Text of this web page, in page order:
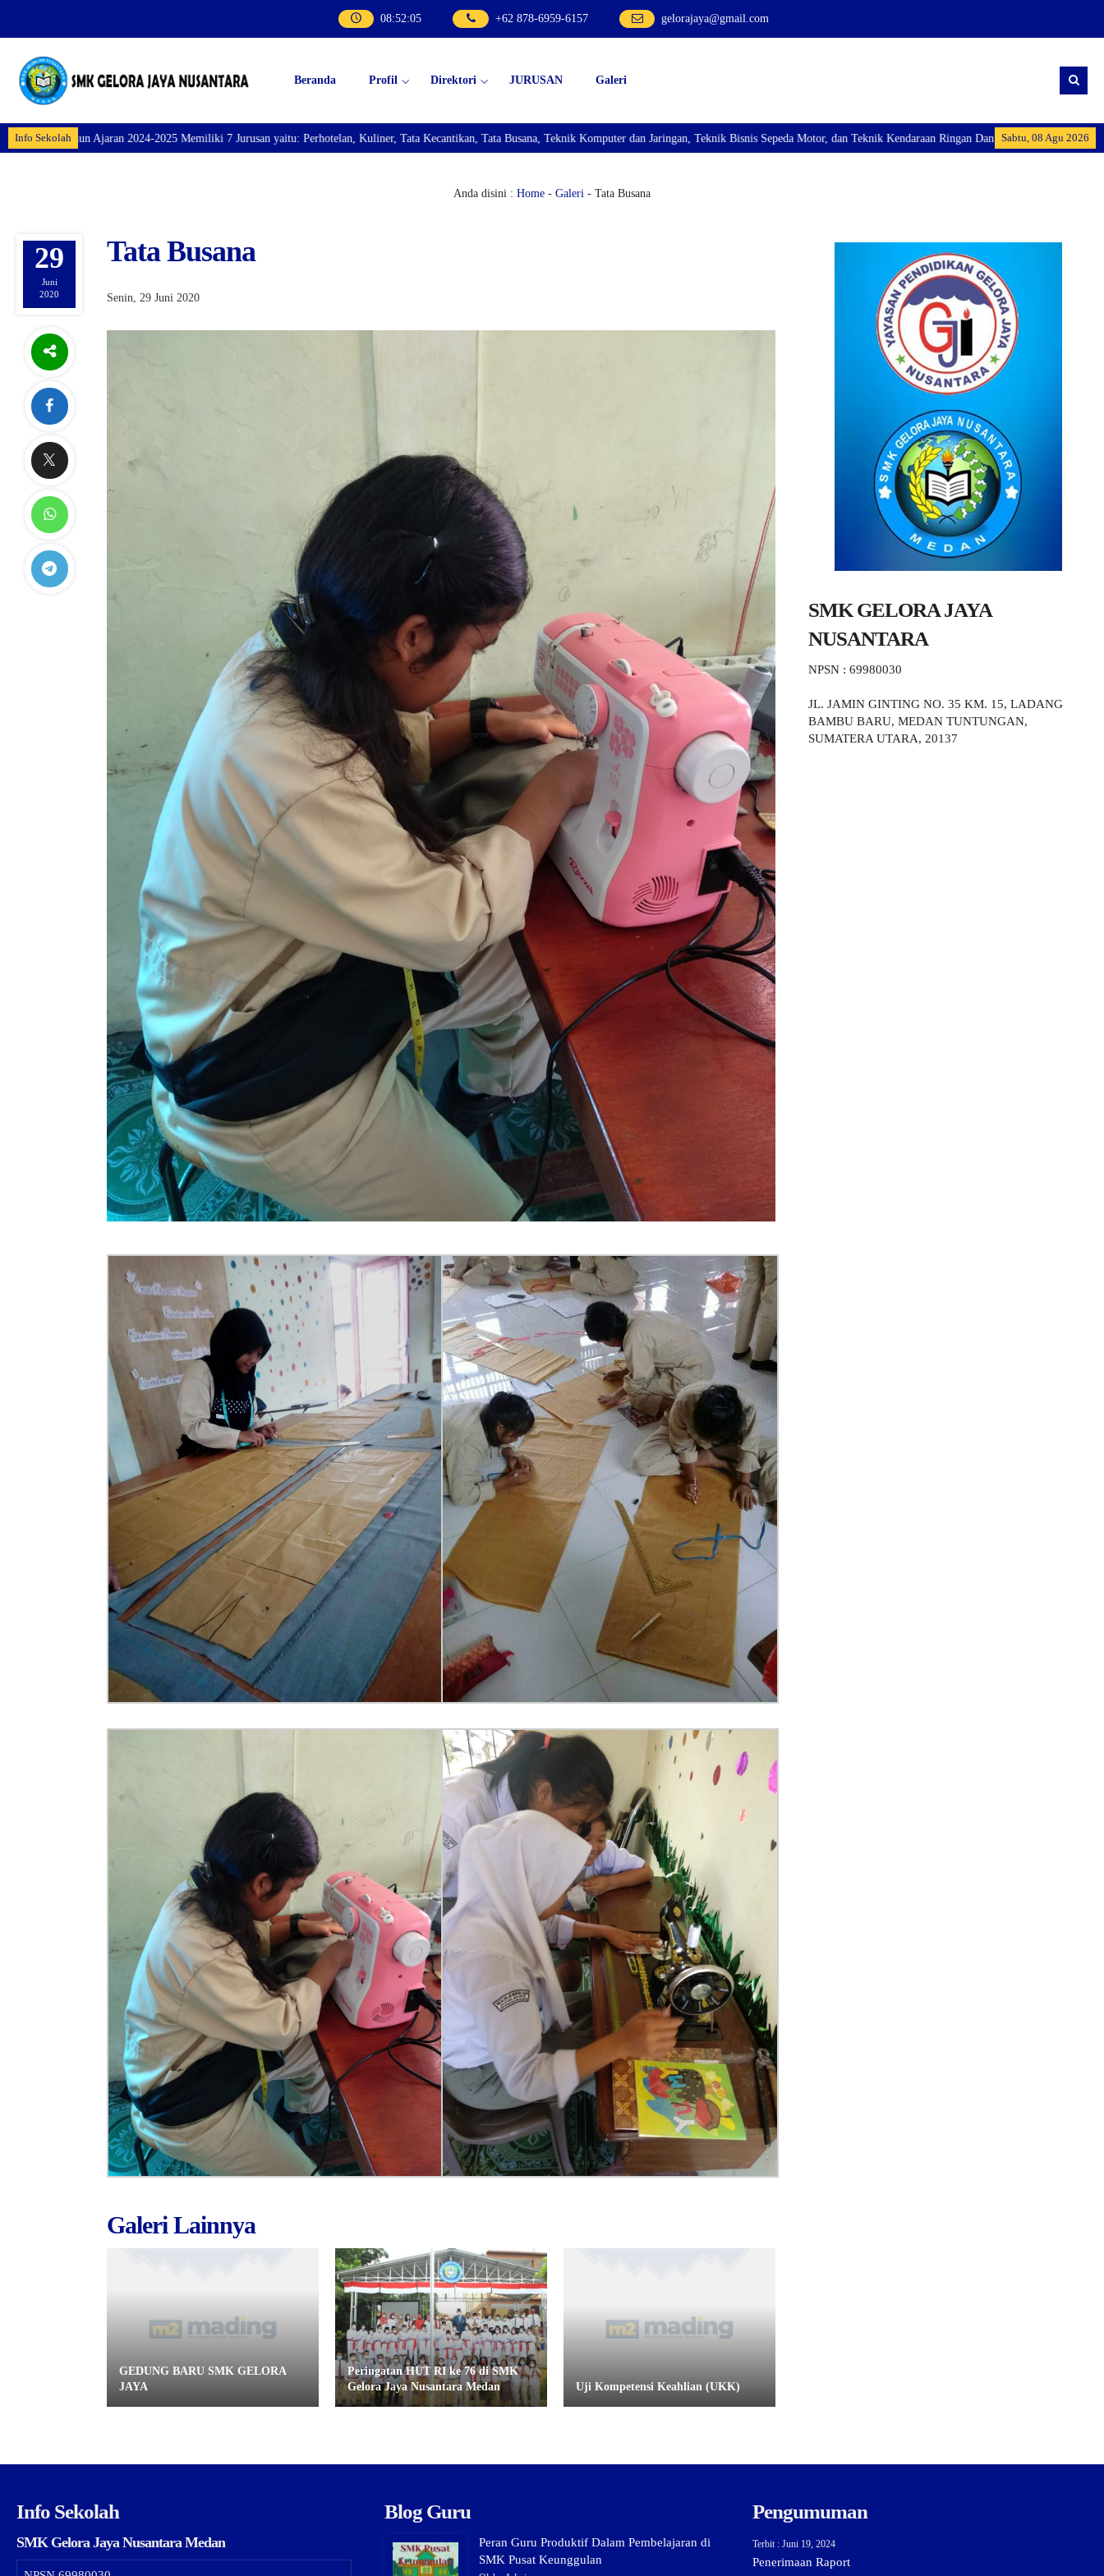
08:52:07 +62 878-6959-6157 gelorajaya@gmail.com
Beranda Profil Direktori JURUSAN Galeri
Info Sekolah Sabtu, 08 Agu 2026
2024-2025 Memiliki 7 Jurusan yaitu: Perhotelan, Kuliner, Tata Kecantikan, Tata Busana, Teknik Komputer dan Jaringan, Teknik Bisnis Sepeda Motor, dan Teknik Kendaraan Ringan Dan membuka Kelas Industri: Axioo Class
Anda disini : Home - Galeri - Tata Busana
29
Juni
2020
Tata Busana
Senin, 29 Juni 2020
Galeri Lainnya
GEDUNG BARU SMK GELORA
JAYA
Peringatan HUT RI ke 76 di SMK
Gelora Jaya Nusantara Medan
Uji Kompetensi Keahlian (UKK)
SMK GELORA JAYA
NUSANTARA
NPSN : 69980030
JL. JAMIN GINTING NO. 35 KM. 15, LADANG
BAMBU BARU, MEDAN TUNTUNGAN,
SUMATERA UTARA, 20137
Info Sekolah
SMK Gelora Jaya Nusantara Medan
Blog Guru
Peran Guru Produktif Dalam Pembelajaran di
SMK Pusat Keunggulan
Pengumuman
Terbit : Juni 19, 2024
Penerimaan Raport